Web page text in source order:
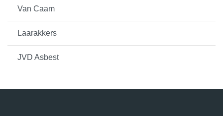
Van Caam
Laarakkers
JVD Asbest